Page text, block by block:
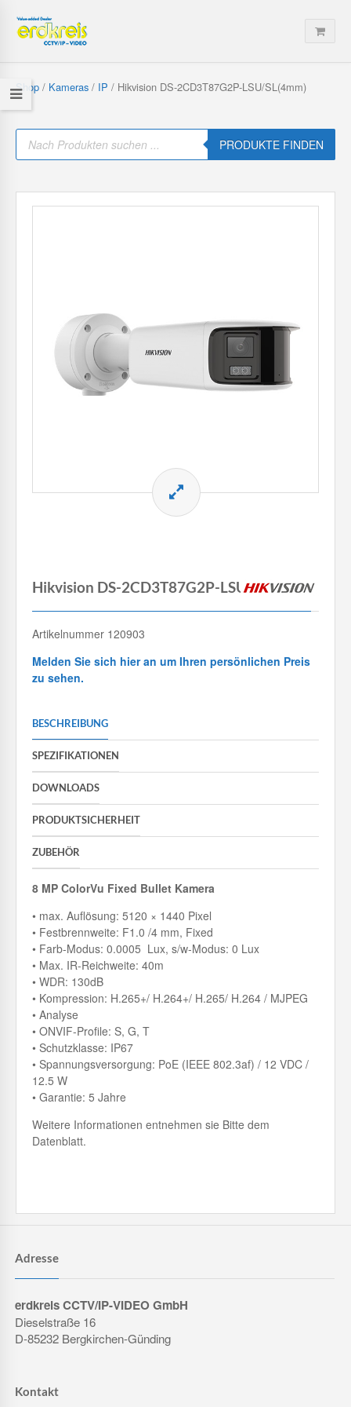
Shop / Kameras / IP / Hikvision DS-2CD3T87G2P-LSU/SL(4mm)
P
o
PRODUKTE FINDEN
Hikvision DS-2CD3T87G2P-LSU/SL(4mm)
Artikelnummer 120903
Melden Sie sich hier an um Ihren persönlichen Preis
zu sehen.
BESCHREIBUNG
SPEZIFIKATIONEN
DOWNLOADS
PRODUKTSICHERHEIT
ZUBEHÖR
8 MP ColorVu Fixed Bullet Kamera
• max. Auflösung: 5120 × 1440 Pixel
• Festbrennweite: F1.0 /4 mm, Fixed
• Farb-Modus: 0.0005 Lux, s/w-Modus: 0 Lux
• Max. IR-Reichweite: 40m
• WDR: 130dB
• Kompression: H.265+/ H.264+/ H.265/ H.264 / MJPEG
• Analyse
• ONVIF-Profile: S, G, T
• Schutzklasse: IP67
• Spannungsversorgung: PoE (IEEE 802.3af) / 12 VDC /
12.5 W
• Garantie: 5 Jahre
Weitere Informationen entnehmen sie Bitte dem
Datenblatt.
Adresse
erdkreis CCTV/IP-VIDEO GmbH
Dieselstraße 16
D-85232 Bergkirchen-Günding
Kontakt